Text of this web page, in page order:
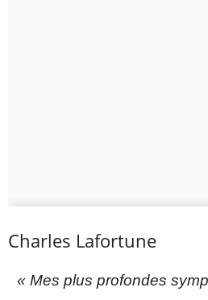
Charles Lafortune
« Mes plus profondes